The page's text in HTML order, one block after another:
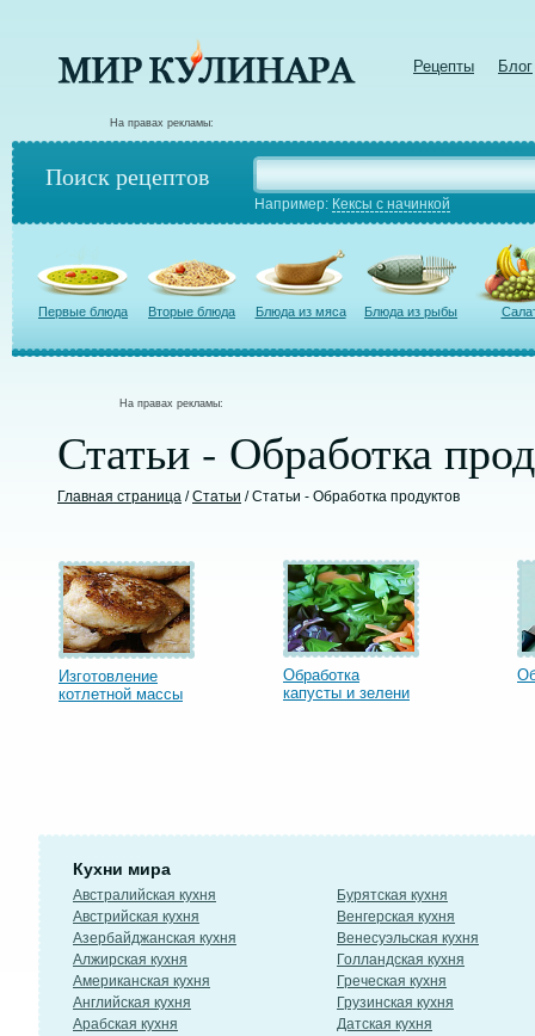
Рецепты Блог
На правах рекламы:
Поиск рецептов
Например: Кексы с начинкой
Первые блюда Вторые блюда Блюда из мяса Блюда из рыбы
На правах рекламы:
Статьи - Обработка
Главная страница /Статьи / Статьи - Обработка продуктов
Изготовление
котлетной массы
Обработка
капусты и зелени
Кухни мира
Австралийская кухня
Австрийская кухня
Азербайджанская кухня
Алжирская кухня
Американская кухня
Английская кухня
Арабская кухня
Бурятская кухня
Венгерская кухня
Венесуэльская кухня
Голландская кухня
Греческая кухня
Грузинская кухня
Датская кухня